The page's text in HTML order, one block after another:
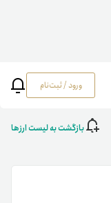
ورود / ثبت‌نام
بازگشت به لیست ارزها